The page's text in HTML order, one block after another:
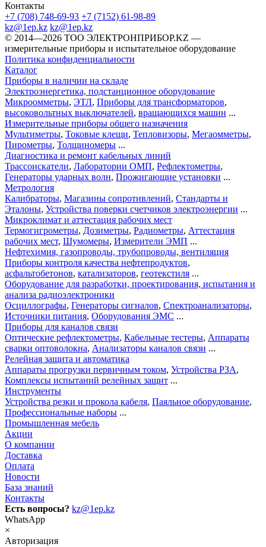
Контакты
+7 (708) 748-69-93 +7 (7152) 61-98-89
kz@1ep.kz kz@1ep.kz
©️ 2014—2026 ТОО ЭЛЕКТРОНПРИБОР.KZ —
измерительные приборы и испытательное оборудование
Политика конфиденциальности
Каталог
Приборы в наличии на складе
Электроэнергетика, подстанционное оборудование
Микроомметры, ЭТЛ, Приборы для трансформаторов,
высоковольтных выключателей, вращающихся машин ...
Измерительные приборы общего назначения
Мультиметры, Токовые клещи, Тепловизоры, Мегаомметры,
Пирометры, Толщиномеры ...
Диагностика и ремонт кабельных линий
Трассоискатели, Лаборатории ОМП, Рефлектометры,
Генераторы ударных волн, Прожигающие установки ...
Метрология
Калибраторы, Магазины сопротивлений, Стандарты и
Эталоны, Устройства поверки счетчиков электроэнергии ...
Микроклимат и аттестация рабочих мест
Термогигрометры, Дозиметры, Радиометры, Аттестация
рабочих мест, Шумомеры, Измерители ЭМП ...
Нефтехимия, газопроводы, трубопроводы, вентиляция
Приборы контроля качества нефтепродуктов,
асфальтобетонов, катализаторов, геотекстиля ...
Оборудование для разработки, проектирования, испытания и
анализа радиоэлектроники
Осциллографы, Генераторы сигналов, Спектроанализаторы,
Источники питания, Оборудования ЭМС ...
Приборы для каналов связи
Оптические рефлектометры, Кабельные тестеры, Аппараты
сварки оптоволокна, Анализаторы каналов связи ...
Релейная защита и автоматика
Аппараты прогрузки первичным током, Устройства РЗА,
Комплексы испытаний релейных защит ...
Инструменты
Устройства резки и прокола кабеля, Паяльное оборудование,
Профессиональные наборы ...
Промышленная мебель
Акции
О компании
Доставка
Оплата
Новости
База знаний
Контакты
Есть вопросы? kz@1ep.kz
WhatsApp
×
Авторизация